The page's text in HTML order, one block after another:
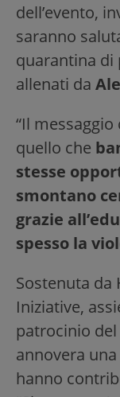
dell’evento,
saranno
quarantina di
allenati da
“Il
quello che
stesse
smontano
grazie
spesso la
Sostenuta da
Iniziative,
patrocinio del
annovera
hanno